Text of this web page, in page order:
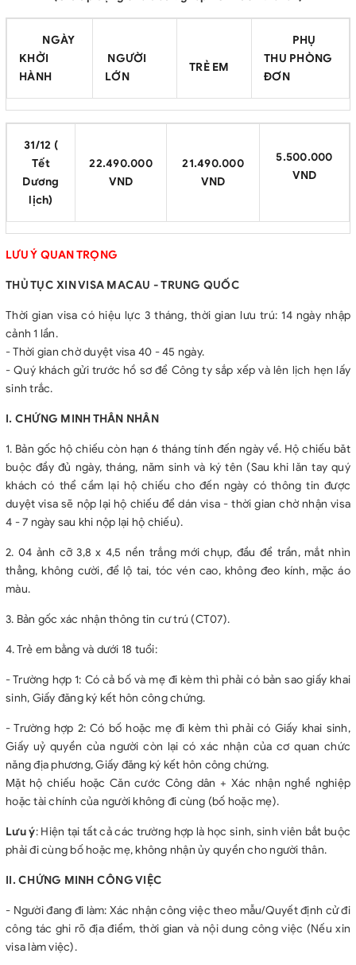
NGÀY
KHỞI
HÀNH
NGƯỜI
LỚN
TRẺ EM
PHỤ
THU PHÒNG
ĐƠN
31/12 (
Tết
Dương
lịch)
22.490.000
VND
21.490.000
VND
5.500.000
VND
LƯU Ý QUAN TRỌNG
THỦ TỤC XIN VISA MACAU - TRUNG QUỐC
Thời gian visa có hiệu lực 3 tháng, thời gian lưu trú: 14 ngày nhập
cảnh 1 lần.
- Thời gian chờ duyệt visa 40 - 45 ngày.
- Quý khách gửi trước hồ sơ để Công ty sắp xếp và lên lịch hẹn lấy
sinh trắc.
I. CHỨNG MINH THÂN NHÂN
1. Bản gốc hộ chiếu còn hạn 6 tháng tính đến ngày về. Hộ chiếu băt
buộc đầy đủ ngày, tháng, năm sinh và ký tên (Sau khi lăn tay quý
khách có thể cầm lại hộ chiếu cho đến ngày có thông tin được
duyệt visa sẽ nộp lại hộ chiếu để dán visa - thời gian chờ nhận visa
4 - 7 ngày sau khi nộp lại hộ chiếu).
2. 04 ảnh cỡ 3,8 x 4,5 nền trắng mới chụp, đầu để trần, mắt nhìn
thẳng, không cười, để lộ tai, tóc vén cao, không đeo kính, mặc áo
màu.
3. Bản gốc xác nhận thông tin cư trú (CT07).
4. Trẻ em bằng và dưới 18 tuổi:
- Trường hợp 1: Có cả bố và mẹ đi kèm thì phải có bản sao giấy khai
sinh, Giấy đăng ký kết hôn công chứng.
- Trường hợp 2: Có bố hoặc mẹ đi kèm thì phải có Giấy khai sinh,
Giấy uỷ quyền của người còn lại có xác nhận của cơ quan chức
năng địa phương, Giấy đăng ký kết hôn công chứng.
Mặt hộ chiếu hoặc Căn cước Công dân + Xác nhận nghề nghiệp
hoặc tài chính của người không đi cùng (bố hoặc mẹ).
Lưu ý: Hiện tại tất cả các trường hợp là học sinh, sinh viên bắt buộc
phải đi cùng bố hoặc mẹ, không nhận ủy quyền cho người thân.
II. CHỨNG MINH CÔNG VIỆC
- Người đang đi làm: Xác nhận công việc theo mẫu/Quyết định cử đi
công tác ghi rõ địa điểm, thời gian và nội dung công việc (Nếu xin
visa làm việc).